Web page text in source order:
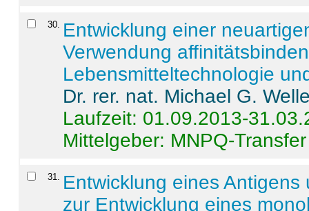
30. Entwicklung einer
Verwendung
Lebensmitteltechnologie
Dr. rer. nat. Michael G.
Laufzeit: 01.09.2013-
Mittelgeber: MNPQ-Transfer
31. Entwicklung eines
zur Entwicklung eines